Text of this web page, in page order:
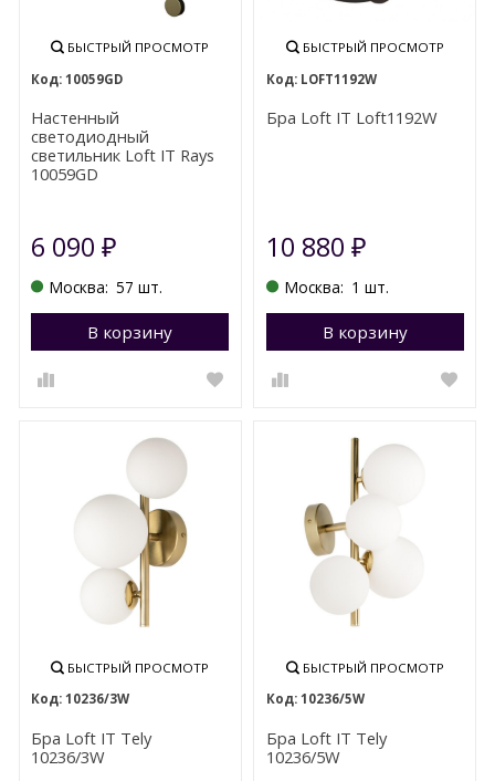
БЫСТРЫЙ ПРОСМОТР
10059GD
Настенный
светодиодный
светильник Loft IT Rays
10059GD
6 090₽
Москва: 57 шт.
В корзину Перейти в корзину
БЫСТРЫЙ ПРОСМОТР
LOFT1192W
Бра Loft IT Loft1192W
10 880 ₽
Москва: 1 шт.
В корзину
БЫСТРЫЙ ПРОСМОТР
10236/3W
Бра Loft IT Tely
10236/3W
БЫСТРЫЙ ПРОСМОТР
10236/5W
Бра Loft IT Tely
10236/5W